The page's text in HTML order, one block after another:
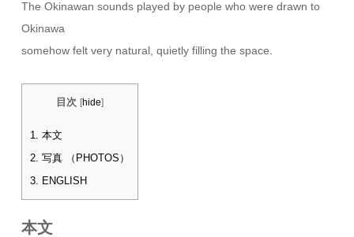
The Okinawan sounds played by people who were drawn to
Okinawa
somehow felt very natural, quietly filling the space.
目次 [hide]
1.
本文
2. 写真 （PHOTOS）
3.
ENGLISH
本文